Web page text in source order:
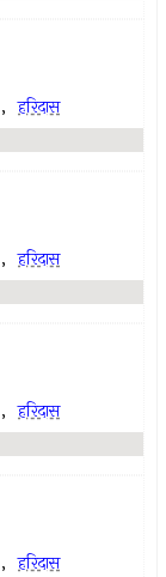
, हरिदास
, हरिदास
, हरिदास
, हरिदास